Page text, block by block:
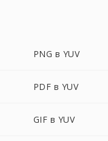
PNG в YUV
PDF в YUV
GIF в YUV